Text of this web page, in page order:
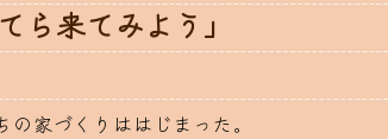
ら来てみよう」
家づくりははじまった。